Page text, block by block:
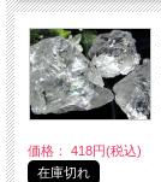
価格： 418円(税込)
在庫切れ